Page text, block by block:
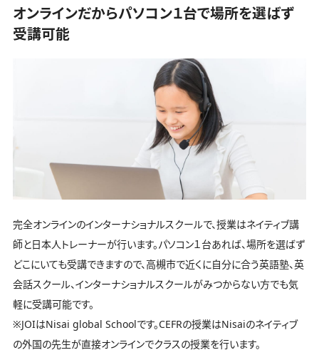
オンラインだからパソコン１台で場所を選ばず
受講可能
完全オンラインのインターナショナルスクールで、授業はネイティブ講
師と日本人トレーナーが行います。パソコン１台あれば、場所を選ばず
どこにいても受講できますので、高槻市で近くに自分に合う英語塾、英
会話スクール、インターナショナルスクールがみつからない方でも気
軽に受講可能です。
※JOIはNisai global Schoolです。CEFRの授業はNisaiのネイティブ
の外国の先生が直接オンラインでクラスの授業を行います。